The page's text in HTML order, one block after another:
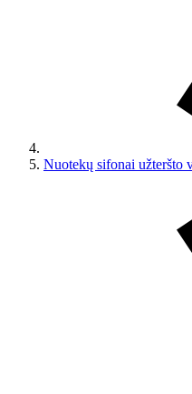
Nuotekų sifonai užteršto